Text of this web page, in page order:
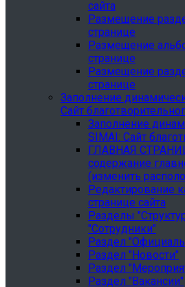
сайта
Размещение
странице
Размещение
странице
Размещение
странице
Заполнение
Сайт
Заполнение
SIMAI: Сайт
ГЛАВНАЯ
содержание
(изменить
Редактирование
странице сайта
Разделы
"Сотрудники"
Раздел
Раздел "Новости"
Раздел
Раздел "Вакансии"